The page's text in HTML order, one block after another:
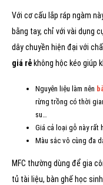
Với cơ cấu lắp ráp ngàm
bằng tay, chỉ với vài dụng
dây chuyền hiện đại với
giá rẻ không hộc kéo giúp
Nguyên liệu làm nên
rừng trồng có thời
su…
Giá cả loại gỗ này rất
Màu sắc vô cùng đa
MFC thường dùng để gia
tủ tài liệu, bàn ghế học